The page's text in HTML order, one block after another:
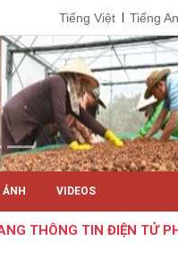
Tiếng Việt Tiếng
ẢNH VIDEOS
TIN ĐIỆN TỬ